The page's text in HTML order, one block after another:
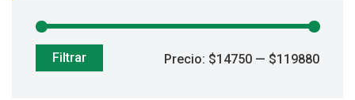
Precio
Precio
Filtrar Precio: $14750 — $119880